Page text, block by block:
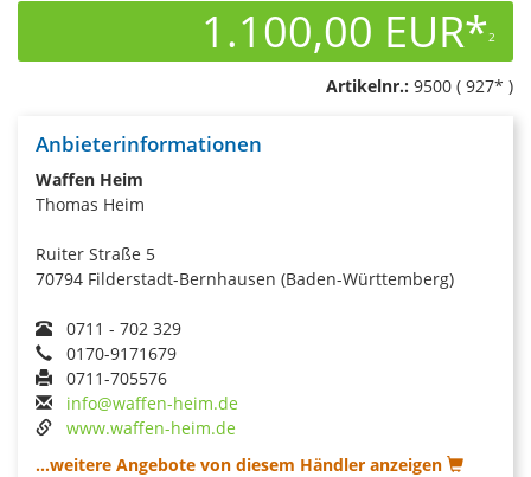
1.100,00 EUR*2
Artikelnr.: 9500 ( 927* )
Anbieterinformationen
Waffen Heim
Thomas Heim
Ruiter Straße 5
70794 Filderstadt-Bernhausen (Baden-Württemberg)
0711 - 702 329
0170-9171679
0711-705576
info@waffen-heim.de
www.waffen-heim.de
...weitere Angebote von diesem Händler anzeigen